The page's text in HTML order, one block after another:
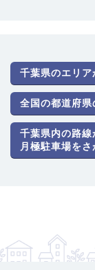
中。常に供給が不
駐車場のタイプと
車場も一定数あり
普通車（機械式）
普通車（平面式）
現実的です。契約
幅）が制限内かを
千葉県のエリ
全国の都道府
千葉県内の路線
月極駐車場をさ